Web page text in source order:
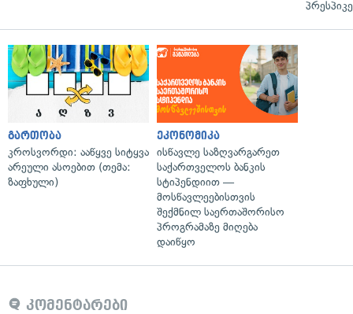
გართობა
კროსვორდი: ააწყვე სიტყვა
არეული ასოებით (თემა:
ზაფხული)
ეკონომიკა
ისწავლე საზღვარგარეთ
საქართველოს ბანკის
სტიპენდიით —
მოსწავლეებისთვის
შექმნილ საერთაშორისო
პროგრამაზე მიღება
დაიწყო
კომენტარები